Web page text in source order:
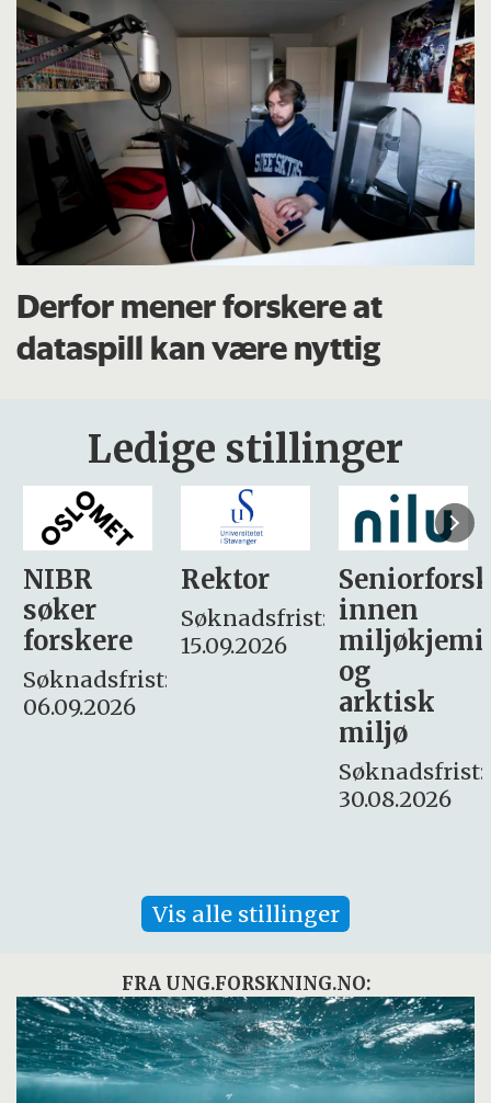
Derfor mener forskere at
dataspill kan være nyttig
Ledige stillinger
Rektor
Søknadsfrist:
15.09.2026
Seniorforsker
innen
miljøkjemi
søker
– fast
Søknadsfrist:
16. august.
Vis alle stillinger
FRA UNG.FORSKNING.NO: